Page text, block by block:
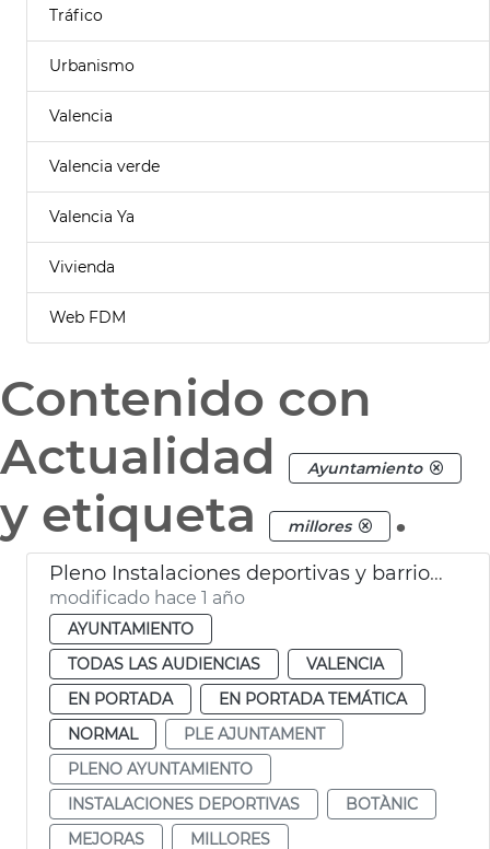
Tráfico
Urbanismo
Valencia
Valencia verde
Valencia Ya
Vivienda
Web FDM
Contenido con
Actualidad
Ayuntamiento
y etiqueta millores .
Pleno Instalaciones deportivas y barrio Botánico
modificado hace 1 año
AYUNTAMIENTO
TODAS LAS AUDIENCIAS
VALENCIA
EN PORTADA
EN PORTADA TEMÁTICA
NORMAL
PLE AJUNTAMENT
PLENO AYUNTAMIENTO
INSTALACIONES DEPORTIVAS
BOTÀNIC
MEJORAS
MILLORES